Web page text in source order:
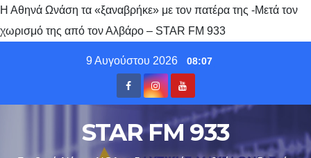
Η Αθηνά Ωνάση τα «ξαναβρήκε» με τον πατέρα της -Μετά τον
χωρισμό της από τον Αλβάρο – STAR FM 933
9 Αυγούστου 2026 08:07
STAR FM 933